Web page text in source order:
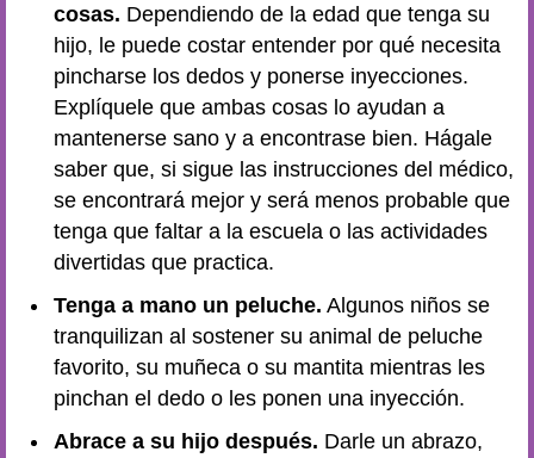
cosas. Dependiendo de la edad que tenga su
hijo, le puede costar entender por qué necesita
pincharse los dedos y ponerse inyecciones.
Explíquele que ambas cosas lo ayudan a
mantenerse sano y a encontrase bien. Hágale
saber que, si sigue las instrucciones del médico,
se encontrará mejor y será menos probable que
tenga que faltar a la escuela o las actividades
divertidas que practica.
Tenga a mano un peluche. Algunos niños se
tranquilizan al sostener su animal de peluche
favorito, su muñeca o su mantita mientras les
pinchan el dedo o les ponen una inyección.
Abrace a su hijo después. Darle un abrazo,